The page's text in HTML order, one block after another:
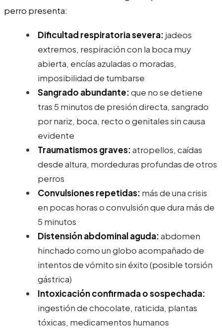
perro presenta:
Dificultad respiratoria severa: jadeos
extremos, respiración con la boca muy
abierta, encías azuladas o moradas,
imposibilidad de tumbarse
Sangrado abundante:que no se detiene
tras 5 minutos de presión directa, sangrado
por nariz, boca, recto o genitales sin causa
evidente
Traumatismos graves:atropellos, caídas
desde altura, mordeduras profundas de otros
perros
Convulsiones repetidas: más de una crisis
en pocas horas o convulsión que dura más de
5 minutos
Distensión abdominal aguda:abdomen
hinchado como un globo acompañado de
intentos de vómito sin éxito (posible torsión
gástrica)
Intoxicación confirmada o sospechada:
ingestión de chocolate, raticida, plantas
tóxicas, medicamentos humanos